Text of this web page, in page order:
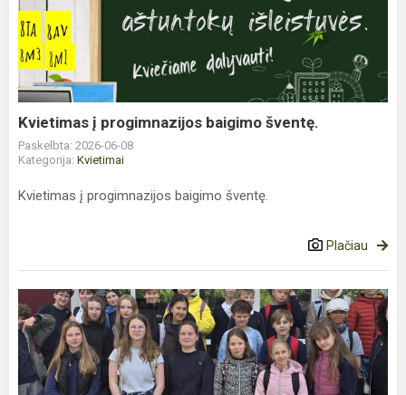
progimnazijos
baigimo
šventę.
Kvietimas į progimnazijos baigimo šventę.
Paskelbta: 2026-06-08
Kategorija: Kvietimai
Kvietimas į progimnazijos baigimo šventę.
Plačiau
Penktokų
išvyka
Muitinės
muziejų